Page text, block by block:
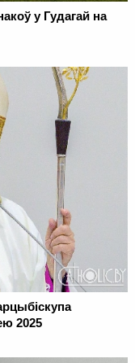
у Гудагай на
2025